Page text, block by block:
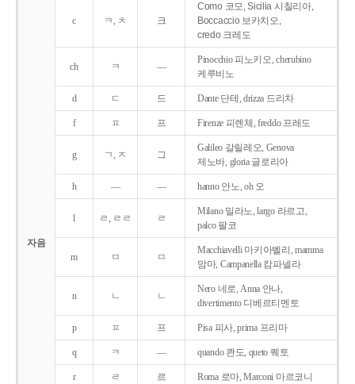
자음
c ㅋ, ㅊ 크
Como 코모, Sicilia 시칠리아,
Boccaccio 보카치오,
credo 크레도
ch ㅋ ―
Pinocchio 피노키오, cherubino
케루비노
d ㄷ 드 Dante 단테, drizza 드리차
f ㅍ 프 Firenze 피렌체, freddo 프레도
g ㄱ, ㅈ 그
Galileo 갈릴레오, Genova
제노바, gloria 글로리아
h ― ― hanno 안노, oh 오
l ㄹ, ㄹㄹ ㄹ
Milano 밀라노, largo 라르고,
palco 팔코
m ㅁ ㅁ
Macchiavelli 마키아벨리, mamma
맘마, Campanella 캄파넬라
n ㄴ ㄴ
Nero 네로, Anna 안나,
divertimento 디베르티멘토
p ㅍ 프 Pisa 피사, prima 프리마
q ㅋ ― quando 콴도, queto 퀘토
r ㄹ 르 Roma 로마, Marconi 마르코니